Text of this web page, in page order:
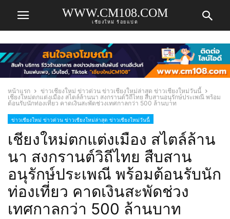
WWW.CM108.COM
เชียงใหม่ ร้อยแปด
หน้าแรก
ข่าวเชียงใหม่ ข่าวด่วน ข่าวเชียงใหม่ล่าสุด ข่าวเชียงใหม่วันนี้
เชียงใหม่ตกแต่งเมือง สไตล์ล้านนา สงกรานต์วิถีไทย สืบสานอนุรักษ์ประเพณี พร้อม
ต้อนรับนักท่องเที่ยว คาดเงินสะพัดช่วงเทศกาลกว่า 500 ล้านบาท
ข่าวเชียงใหม่ ข่าวด่วน ข่าวเชียงใหม่ล่าสุด ข่าวเชียงใหม่วันนี้
เชียงใหม่ตกแต่งเมือง สไตล์ล้าน
นา สงกรานต์วิถีไทย สืบสาน
อนุรักษ์ประเพณี พร้อมต้อนรับนัก
ท่องเที่ยว คาดเงินสะพัดช่วง
เทศกาลกว่า 500 ล้านบาท